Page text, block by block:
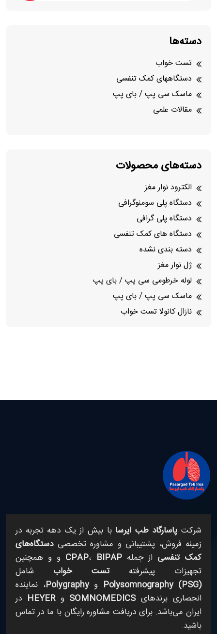
دسته‌ها
تست خواب
دستگاههای کمک تنفسی
ماسک سی پپ / بای پپ
مقالات علمی
دسته‌های محصولات
الکترود نوار مغز
دستگاه پلی سومنوگرافی
دستگاه پلی گرافی
دستگاه های کمک تنفسی
دسته بندی نشده
ژل نوار مغز
لوله خرطومی سی پپ / بای پپ
ماسک سی پپ / بای پپ
نازال کانولا تست خواب
شرکت پاسارگاد طب ایرسا با بیش از یک دهه تجربه در
زمینه فروش، پشتیبانی و مشاوره تخصصیدستگاه‌های
کمک تنفسی از جمله CPAP، BIPAP و و همچنین
تجهیزات پیشرفتهتست خواب شامل
Polysomnography (PSG) وPolygraphy، نماینده
انحصاری برندهایSOMNOMEDICS وHEYER در
ایران می‌باشد. برای دریافت مشاوره رایگان با ما در تماس
باشید.